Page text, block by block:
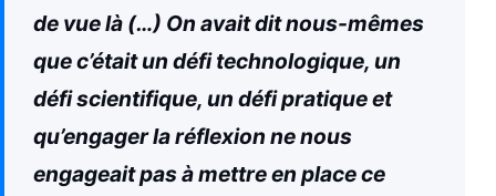
de vue là (…) On avait dit nous-mêmes
que c’était un défi technologique, un
défi scientifique, un défi pratique et
qu’engager la réflexion ne nous
engageait pas à mettre en place ce